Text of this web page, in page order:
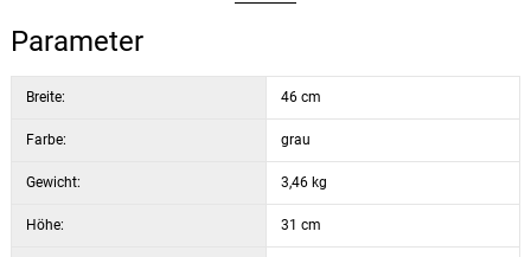
4x Keramikteller mit einem Durchmesser von 18 cm
4x Weingläser mit einem Volumen von 100 ml
Parameter
Breite: 46 cm
Farbe: grau
Gewicht: 3,46 kg
Höhe: 31 cm